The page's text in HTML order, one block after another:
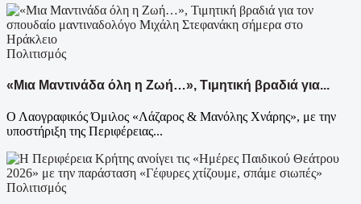
Πολιτισμός
«Μια Μαντινάδα όλη η Ζωή…», Τιμητική βραδιά για...
Ο Λαογραφικός Όμιλος «Λάζαρος & Μανόλης Χνάρης», με την
υποστήριξη της Περιφέρειας...
Πολιτισμός